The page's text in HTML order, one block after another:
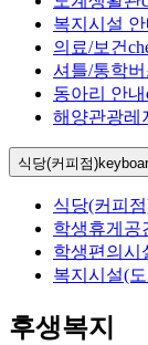
복지시설 안
의료/보건
셔틀/통학
동아리 안내
해양관광레
식당(커피점)
식당(커피
학생휴게공
학생편의시
복지시설(
후생복지